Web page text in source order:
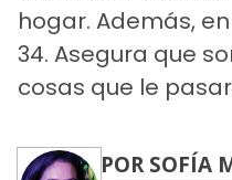
hogar. Además,
34. Asegura que
cosas que le
POR SOFÍA